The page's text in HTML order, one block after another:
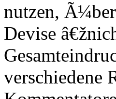
nutzen,
Devise
verschiedene